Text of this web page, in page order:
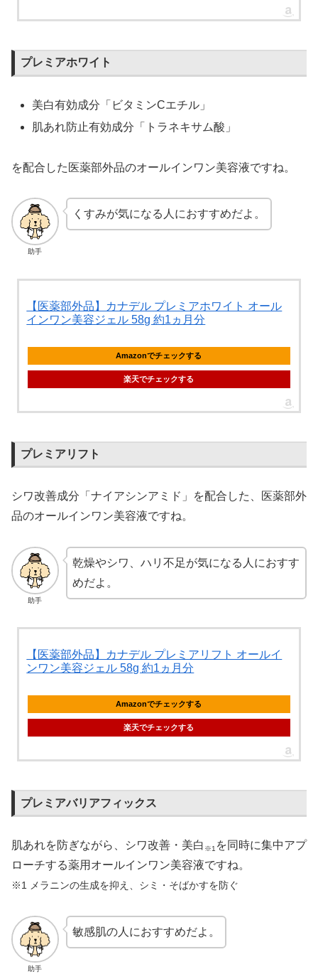
プレミアホワイト
美白有効成分「ビタミンCエチル」
肌あれ防止有効成分「トラネキサム酸」
を配合した医薬部外品のオールインワン美容液ですね。
助手
くすみが気になる人におすすめだよ。
【医薬部外品】カナデル プレミアホワイト オール
インワン美容ジェル 58g 約1ヵ月分
Amazonでチェックする
楽天でチェックする
プレミアリフト
シワ改善成分「ナイアシンアミド」を配合した、医薬部外
品のオールインワン美容液ですね。
助手
乾燥やシワ、ハリ不足が気になる人におすす
めだよ。
【医薬部外品】カナデル プレミアリフト オールイ
ンワン美容ジェル 58g 約1ヵ月分
Amazonでチェックする
楽天でチェックする
プレミアバリアフィックス
肌あれを防ぎながら、シワ改善・美白 ※1 を同時に集中アプ
ローチする薬用オールインワン美容液ですね。
※1 メラニンの生成を抑え、シミ・そばかすを防ぐ
助手
敏感肌の人におすすめだよ。